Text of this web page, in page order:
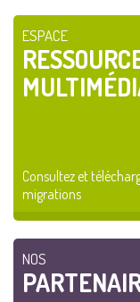
ESPACE
Consultez et
migrations
NOS